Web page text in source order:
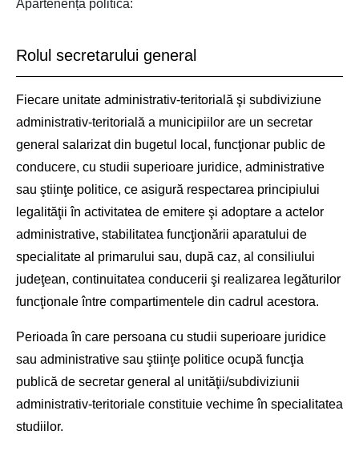
Apartenență politică:
Rolul secretarului general
Fiecare unitate administrativ-teritorială şi subdiviziune
administrativ-teritorială a municipiilor are un secretar
general salarizat din bugetul local, funcţionar public de
conducere, cu studii superioare juridice, administrative
sau ştiinţe politice, ce asigură respectarea principiului
legalităţii în activitatea de emitere şi adoptare a actelor
administrative, stabilitatea funcţionării aparatului de
specialitate al primarului sau, după caz, al consiliului
judeţean, continuitatea conducerii şi realizarea legăturilor
funcţionale între compartimentele din cadrul acestora.
Perioada în care persoana cu studii superioare juridice
sau administrative sau ştiinţe politice ocupă funcţia
publică de secretar general al unităţii/subdiviziunii
administrativ-teritoriale constituie vechime în specialitatea
studiilor.